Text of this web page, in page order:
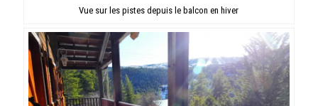
Vue sur les pistes depuis le balcon en hiver